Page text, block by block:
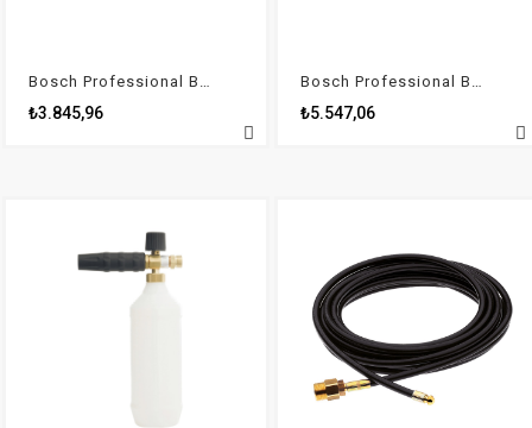
Bosch Professional Basınçlı Yıkama Aksesuarı - Rotasyonlu Püskürtme Ucu
₺3.845,96
Bosch Professional Basınçlı Yıkama Aksesuarı - Rotasyonlu Püskürtme Ucu
₺5.547,06